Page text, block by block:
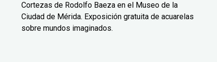
Cortezas de Rodolfo Baeza en el Museo de la
Ciudad de Mérida. Exposición gratuita de acuarelas
sobre mundos imaginados.